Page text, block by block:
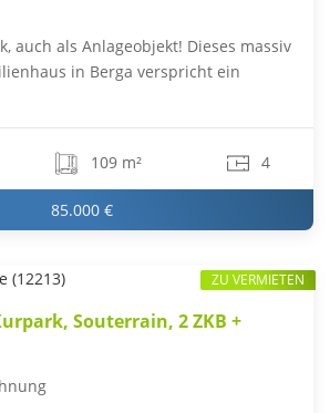
auch als Anlageobjekt! Dieses massiv
in Berga verspricht ein
109 m² 4
85.000 €
Souterrain, 2 ZKB +
ZU VERMIETEN